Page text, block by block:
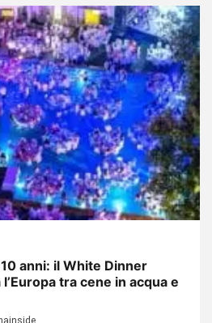
anni: il White Dinner
tra cene in acqua e